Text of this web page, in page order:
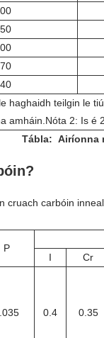
haghaidh teilgin le
2: Is é
Tábla: Airíonna
carbóin
P
I
Cr
0.4 0.35